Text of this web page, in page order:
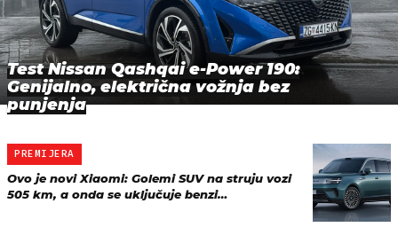
Test Nissan Qashqai e-Power 190:
Genijalno, električna vožnja bez
punjenja
PREMIJERA
Ovo je novi Xiaomi: Golemi SUV na struju vozi
505 km, a onda se uključuje benzi…